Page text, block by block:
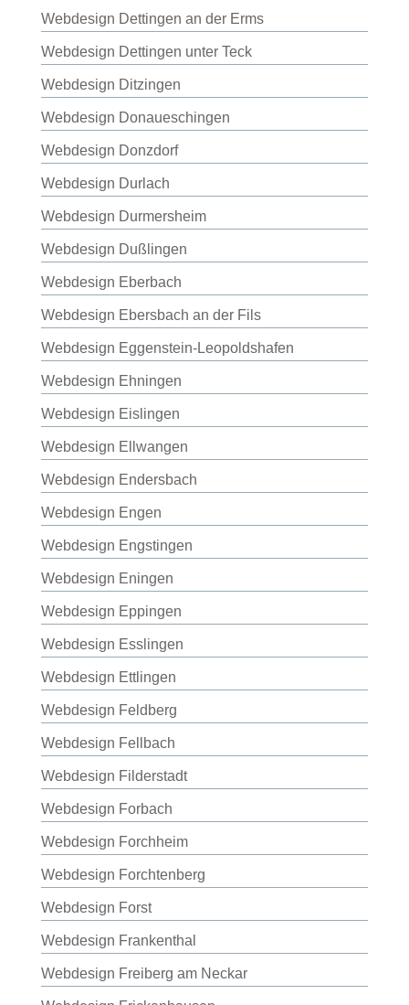
Webdesign Dettingen an der Erms
Webdesign Dettingen unter Teck
Webdesign Ditzingen
Webdesign Donaueschingen
Webdesign Donzdorf
Webdesign Durlach
Webdesign Durmersheim
Webdesign Dußlingen
Webdesign Eberbach
Webdesign Ebersbach an der Fils
Webdesign Eggenstein-Leopoldshafen
Webdesign Ehningen
Webdesign Eislingen
Webdesign Ellwangen
Webdesign Endersbach
Webdesign Engen
Webdesign Engstingen
Webdesign Eningen
Webdesign Eppingen
Webdesign Esslingen
Webdesign Ettlingen
Webdesign Feldberg
Webdesign Fellbach
Webdesign Filderstadt
Webdesign Forbach
Webdesign Forchheim
Webdesign Forchtenberg
Webdesign Forst
Webdesign Frankenthal
Webdesign Freiberg am Neckar